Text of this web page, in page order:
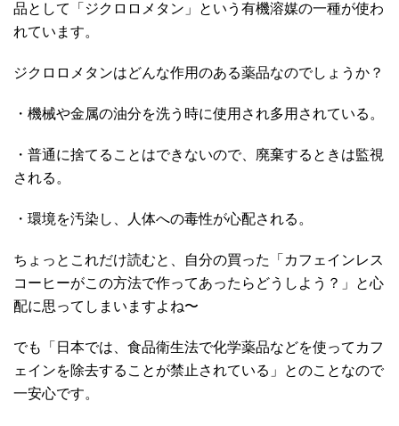
品として「ジクロロメタン」という有機溶媒の一種が使わ
れています。
ジクロロメタンはどんな作用のある薬品なのでしょうか？
・機械や金属の油分を洗う時に使用され多用されている。
・普通に捨てることはできないので、廃棄するときは監視
される。
・環境を汚染し、人体への毒性が心配される。
ちょっとこれだけ読むと、自分の買った「カフェインレス
コーヒーがこの方法で作ってあったらどうしよう？」と心
配に思ってしまいますよね〜
でも「日本では、食品衛生法で化学薬品などを使ってカフ
ェインを除去することが禁止されている」とのことなので
一安心です。